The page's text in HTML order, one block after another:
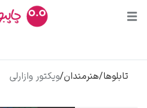
جستجوها
پیکاسو
محبوب‌ترین
هنرمندان تابلوها/هنرمندان/ویکتور وازارلی